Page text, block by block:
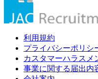
利用規約
プライバシーポリシ
カスタマーハラスメ
事業に関する届出内